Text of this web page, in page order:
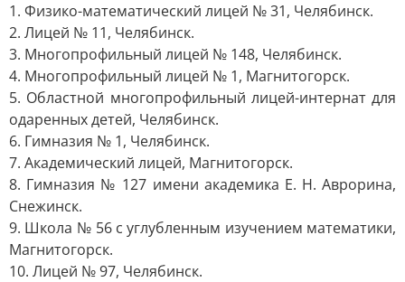
1. Физико-математический лицей № 31, Челябинск.
2. Лицей № 11, Челябинск.
3. Многопрофильный лицей № 148, Челябинск.
4. Многопрофильный лицей № 1, Магнитогорск.
5. Областной многопрофильный лицей-интернат для
одаренных детей, Челябинск.
6. Гимназия № 1, Челябинск.
7. Академический лицей, Магнитогорск.
8. Гимназия № 127 имени академика Е. Н. Аврорина,
Снежинск.
9. Школа № 56 с углубленным изучением математики,
Магнитогорск.
10. Лицей № 97, Челябинск.